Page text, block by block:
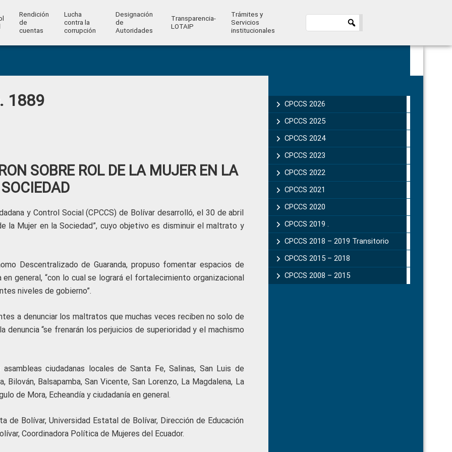
Rendición
de
cuentas
Lucha
contra la
corrupción
Designación
de
Autoridades
Transparencia-
LOTAIP
Trámites y
Servicios
institucionales
1889
SOBRE ROL DE LA MUJER EN LA
SOCIEDAD
y Control Social (CPCCS) de Bolívar desarrolló, el 30 de abril
la Mujer en la Sociedad”, cuyo objetivo es disminuir el maltrato y
Descentralizado de Guaranda, propuso fomentar espacios de
general, “con lo cual se logrará el fortalecimiento organizacional
niveles de gobierno”.
a denunciar los maltratos que muchas veces reciben no solo de
denuncia “se frenarán los perjuicios de superioridad y el machismo
ciudadanas locales de Santa Fe, Salinas, San Luis de
Bilován, Balsapamba, San Vicente, San Lorenzo, La Magdalena, La
de Mora, Echeandía y ciudadanía en general.
de Bolívar, Universidad Estatal de Bolívar, Dirección de Educación
Coordinadora Política de Mujeres del Ecuador.
Sidebar
CPCCS 2026
CPCCS 2025
CPCCS 2024
CPCCS 2023
CPCCS 2022
CPCCS 2021
CPCCS 2020
CPCCS 2019 .
CPCCS 2018 – 2019 Transitorio
CPCCS 2015 – 2018
CPCCS 2008 – 2015